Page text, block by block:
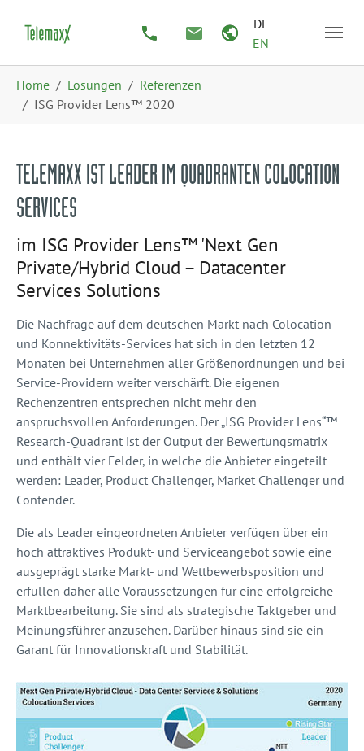
DE
EN
Home Lösungen
Referenzen
ISG Provider Lens™ 2020
TELEMAXX IST LEADER IM QUADRANTEN COLOCATION
SERVICES
im ISG Provider Lens™ 'Next Gen
Private/Hybrid Cloud – Datacenter
Services Solutions
Die Nachfrage auf dem deutschen Markt nach Colocation-
und Konnektivitäts-Services hat sich in den letzten 12
Monaten bei Unternehmen aller Größenordnungen und bei
Service-Providern weiter verschärft. Die eigenen
Rechenzentren entsprechen nicht mehr den
anspruchsvollen Anforderungen. Der „ISG Provider Lens“™
Research-Quadrant ist der Output der Bewertungsmatrix
und enthält vier Felder, in welche die Anbieter eingeteilt
werden: Leader, Product Challenger, Market Challenger und
Contender.
Die als Leader eingeordneten Anbieter verfügen über ein
hoch attraktives Produkt- und Serviceangebot sowie eine
ausgeprägt starke Markt- und Wettbewerbsposition und
erfüllen daher alle Voraussetzungen für eine erfolgreiche
Marktbearbeitung. Sie sind als strategische Taktgeber und
Meinungsführer anzusehen. Darüber hinaus sind sie ein
Garant für Innovationskraft und Stabilität.